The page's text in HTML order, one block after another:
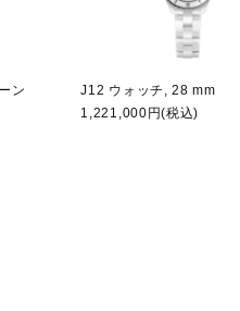
ン
J12 ウォッチ, 28 mm
1,221,000円(税込)